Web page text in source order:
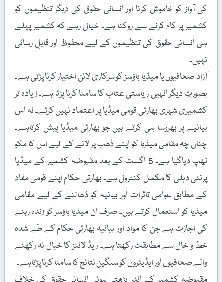
کی آواز کو خاموش کرنا اور انسانی حقوق کی دیگر تنظیموں کو
کشمیر پر کام کرنے سے روکنا ہے۔ خیال رہے کہ کشمیر پہلے
ہی انسانی حقوق کی تنظیموں کے لیے محفوظ اور قابلِ رسائی
نہیں۔
آزاد صحافیوں یا میڈیا ہاؤسز کو سرکاری لائن اختیار کرنا پڑتی ہے۔
بصورتِ دیگر انہیں ریاستی عتاب کا سامنا کرنا پڑتا ہے۔ زیادہ تر
کشمیری شہری بھارتی قومی میڈیا پر اعتماد نہیں کرتے۔ نہ اس
بیانیے پر بھروسا ہی کرتے ہیں جو بھارتی میڈیا پیش کرتاہے۔
چناں چہ مقامی میڈیا کو اپنے ڈھب پر لانے کے لیے اس کا مکو
ٹھپ دیاگیا ہے۔ 5 اگست کے بعد مقبوضہ کشمیر کے میڈیا
پرنئی دہلی کا مکمل کنٹرول ہے۔ بھارتی حکام اپنے قومی مفاد
کے مطابق عوامی تاثرات اور بیانیہ کو ڈھالنے کے لیے مقامی
میڈیا کو استعمال کرتے ہیں۔ صرف ان میڈیا ہاؤسز کو زندہ رہنے
کی اجازت ہے جن کا مواد اور بیانیہ بھارتی حکام کے طے شدہ
خط و خال سے مطابقت رکھتا ہے۔ ریڈ لائنز کا خیال نہ رکھنے
والے صحافیوں اور ایڈیٹروں کو سنگین نتائج کا سامنا کرنا پڑتاہے۔